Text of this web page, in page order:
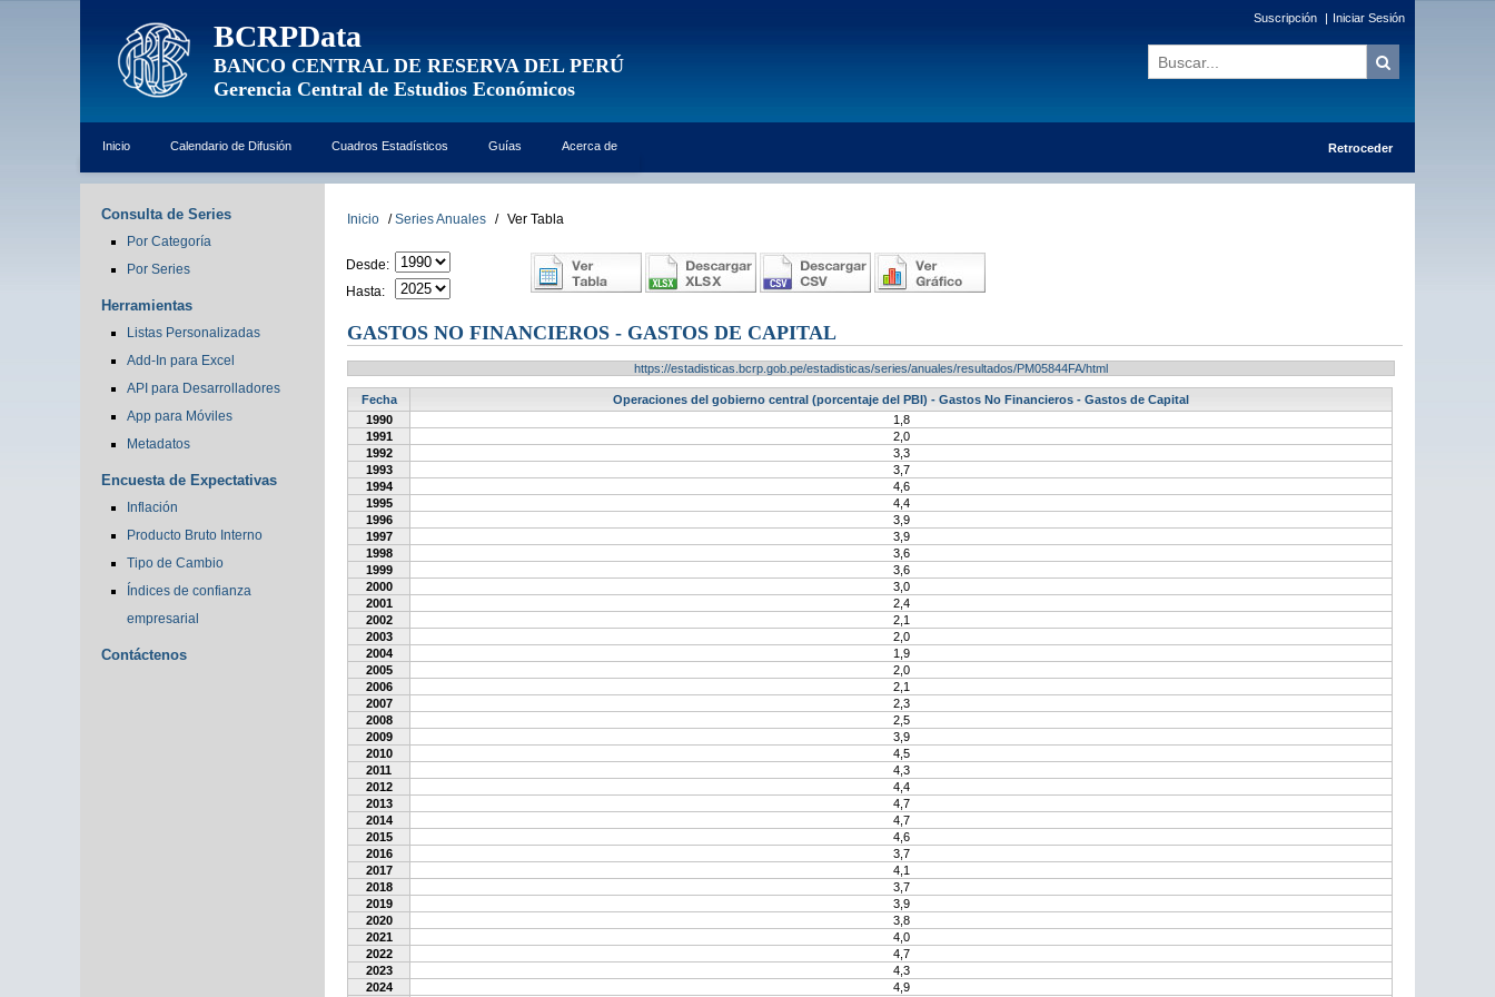
BCRPData
BANCO CENTRAL DE RESERVA DEL PERÚ
Gerencia Central de Estudios Económicos
Suscripción | Iniciar Sesión
Inicio Calendario de Difusión Cuadros Estadísticos Guías Acerca de Retroceder
Consulta de Series
Por Categoría
Por Series
Herramientas
Listas Personalizadas
Add-In para Excel
API para Desarrolladores
App para Móviles
Metadatos
Encuesta de Expectativas
Inflación
Producto Bruto Interno
Tipo de Cambio
Índices de confianza
empresarial
Contáctenos
Inicio / Series Anuales / Ver Tabla
Desde:
Hasta:
GASTOS NO FINANCIEROS - GASTOS DE CAPITAL
https://estadisticas.bcrp.gob.pe/estadisticas/series/anuales/resultados/PM05844FA/html
Fecha
Operaciones del gobierno central (porcentaje del PBI) - Gastos No Financieros - Gastos de Capital
1990
1,8
1991
2,0
1992
3,3
1993
3,7
1994
4,6
1995
4,4
1996
3,9
1997
3,9
1998
3,6
1999
3,6
2000
3,0
2001
2,4
2002
2,1
2003
2,0
2004
1,9
2005
2,0
2006
2,1
2007
2,3
2008
2,5
2009
3,9
2010
4,5
2011
4,3
2012
4,4
2013
4,7
2014
4,7
2015
4,6
2016
3,7
2017
4,1
2018
3,7
2019
3,9
2020
3,8
2021
4,0
2022
4,7
2023
4,3
2024
4,9